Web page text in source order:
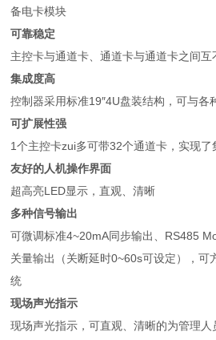
备电卡模块
可靠稳定
主控卡与通道卡、通道卡与通道卡之间
集成度高
控制器采用标准19″4U盘装结构，可与各
可扩展性强
1个主控卡zui多可带32个通道卡，实现了
友好的人机操作界面
超高亮LED显示，直观、清晰
多种信号输出
可微调标准4~20mA同步输出、RS485
关量输出（关断延时0~60s可设定），可
统
现场声光指示
现场声光指示，可直观、清晰的为管理